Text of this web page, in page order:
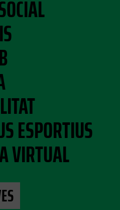
ESPORTIUS
VIRTUAL